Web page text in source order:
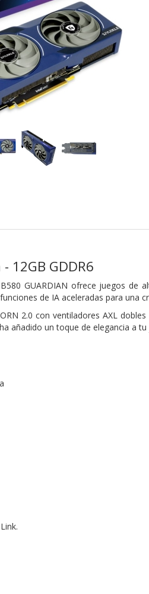
12GB GDDR6
GUARDIAN ofrece juegos de
de IA aceleradas para una
2.0 con ventiladores AXL
añadido un toque de elegancia a tu